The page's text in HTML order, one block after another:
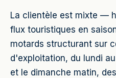
La clientèle est mixte —
flux touristiques en
motards structurant sur
d'exploitation, du lundi
et le dimanche matin,